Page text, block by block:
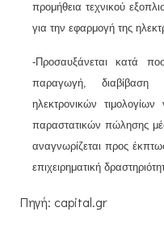
προμήθεια τεχνικού
για την εφαρμογή της
-Προσαυξάνεται κατά
παραγωγή, διαβίβαση
ηλεκτρονικών
παραστατικών πώλησης
αναγνωρίζεται προς
επιχειρηματική
Πηγή: capital.gr